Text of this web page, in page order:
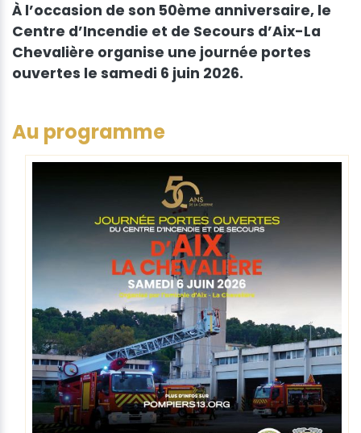
À l’occasion de son 50ème anniversaire, le
Centre d’Incendie et de Secours d’Aix-La
Chevalière organise une journée portes
ouvertes le samedi 6 juin 2026.
Au programme